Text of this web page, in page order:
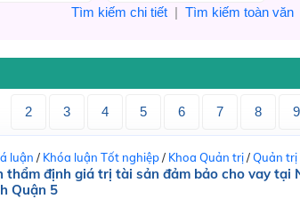
Tìm kiếm chi tiết| Tìm kiếm toàn văn
2 3 4 5 6 7 8 9
luận / Khóa luận Tốt nghiệp/ Khoa Quản trị/Quản trị
định giá trị tài sản đảm bảo cho vay tại
Quận 5